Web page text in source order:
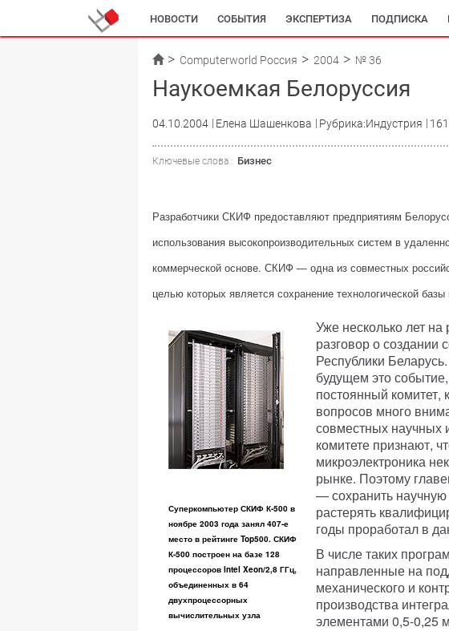
НОВОСТИ СОБЫТИЯ ЭКСПЕРТИЗА ПОДПИСКА
Computerworld Россия 2004 № 36
Наукоемкая Белоруссия
04.10.2004 Елена Шашенкова Рубрика:Индустрия
Ключевые слова : Бизнес
Разработчики СКИФ предоставляют предприятиям
использования высокопроизводительных систем в
коммерческой основе. СКИФ — одна из совместных
целью которых является сохранение технологической
Суперкомпьютер СКИФ К-500 в
ноябре 2003 года занял 407-е
место в рейтинге Top500. СКИФ
К-500 построен на базе 128
процессоров Intel Xeon/2,8 ГГц,
объединенных в 64
двухпроцессорных
вычислительных узла
Уже несколько лет
разговор о создании
Республики
будущем это
постоянный комитет,
вопросов много
совместных научных
комитете признают,
микроэлектроника
рынке. Поэтому
— сохранить научную
растерять
годы проработал в
В числе таких
направленные на
механического и
производства
элементами 0,5-0,25